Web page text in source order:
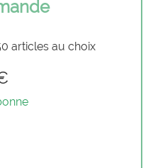
articles au choix